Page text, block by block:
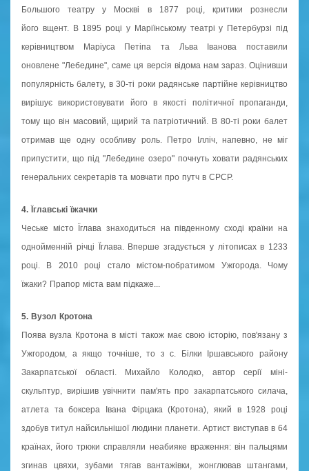
Большого театру у Москві в 1877 році, критики рознесли
його вщент. В 1895 році у Маріїнському театрі у Петербурзі під
керівництвом Маріуса Петіпа та Льва Іванова поставили
оновлене "Лебедине", саме ця версія відома нам зараз. Оцінивши
популярність балету, в 30-ті роки радянське партійне керівництво
вирішує використовувати його в якості політичної пропаганди,
тому що він масовий, щирий та патріотичний. В 80-ті роки балет
отримав ще одну особливу роль. Петро Ілліч, напевно, не міг
припустити, що під "Лебедине озеро" почнуть ховати радянських
генеральних секретарів та мовчати про путч в СРСР.
4. Їглавські їжачки
Чеське місто Їглава знаходиться на південному сході країни на
однойменній річці Їглава. Вперше згадується у літописах в 1233
році. В 2010 році стало містом-побратимом Ужгорода. Чому
їжаки? Прапор міста вам підкаже...
5. Вузол Кротона
Поява вузла Кротона в місті також має свою історію, пов'язану з
Ужгородом, а якщо точніше, то з с. Білки Іршавського району
Закарпатської області. Михайло Колодко, автор серії міні-
скульптур, вирішив увічнити пам'ять про закарпатського силача,
атлета та боксера Івана Фірцака (Кротона), який в 1928 році
здобув титул найсильнішої людини планети. Артист виступав в 64
країнах, його трюки справляли неабияке враження: він пальцями
згинав цвяхи, зубами тягав вантажівки, жонглював штангами,